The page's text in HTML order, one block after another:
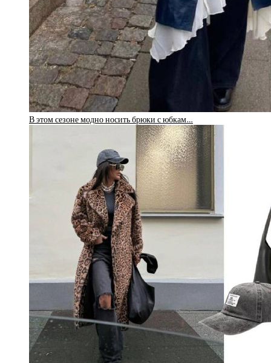
В этом сезоне модно носить брюки с юбкам…